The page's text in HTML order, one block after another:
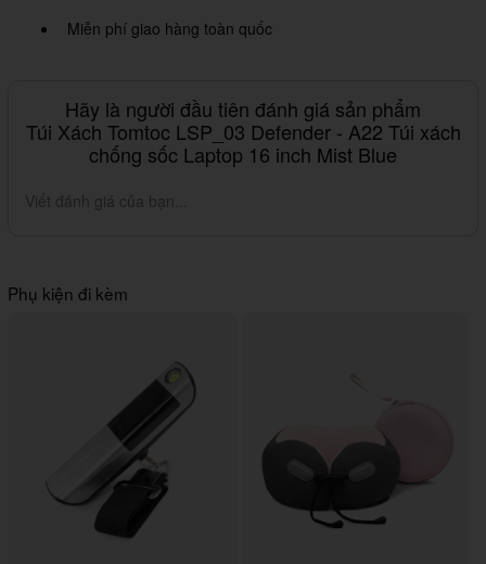
Miễn phí giao hàng toàn quốc
Hãy là người đầu tiên đánh giá sản phẩm
Túi Xách Tomtoc LSP_03 Defender - A22 Túi xách
chống sốc Laptop 16 inch Mist Blue
Viết đánh giá của bạn...
Phụ kiện đi kèm